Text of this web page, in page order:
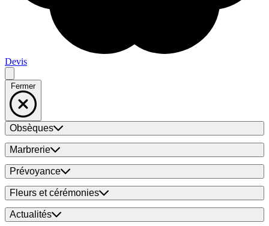
Devis
Fermer
Obsèques
Marbrerie
Prévoyance
Fleurs et cérémonies
Actualités